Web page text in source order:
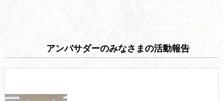
アンバサダーのみなさまの活動報告